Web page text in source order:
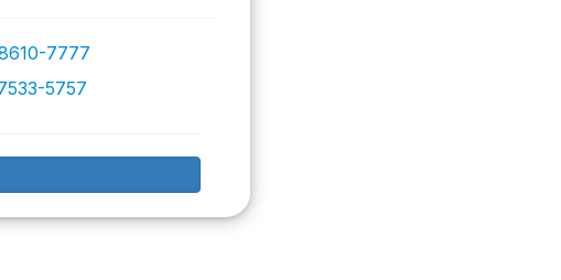
7777
5757